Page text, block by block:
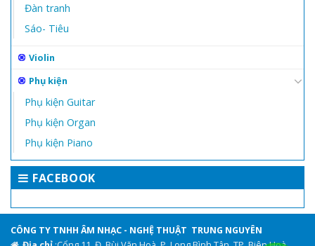
Đàn tranh
Sáo- Tiêu
Violin
Phụ kiện
Phụ kiện Guitar
Phụ kiện Organ
Phụ kiện Piano
FACEBOOK
CÔNG TY TNHH ÂM NHẠC - NGHỆ THUẬT TRUNG NGUYÊN